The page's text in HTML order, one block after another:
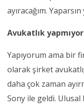
ayıracağım.
Avukatlık
Yapıyorum ama bir
olarak şirket
daha çok zaman
Sony ile geldi.